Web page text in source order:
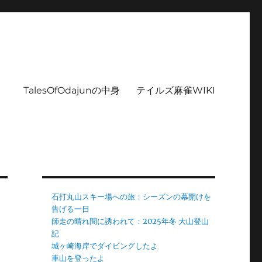
TalesOfOdajunの中身 テイルズ麻雀WIKI
石打丸山スキー場への旅：シーズンの幕開けを
告げる一日
師走の晴れ間に誘われて：2025年冬 大山登山
記
城ヶ崎海岸でダイビングしたよ
車山を登ったよ